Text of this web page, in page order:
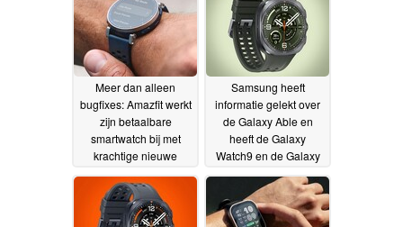
Meer dan alleen
bugfixes: Amazfit werkt
zijn betaalbare
smartwatch bij met
krachtige nieuwe
07-07-2026
Samsung heeft
informatie gelekt over
de Galaxy Able en
heeft de Galaxy
Watch9 en de Galaxy
07-07-2026